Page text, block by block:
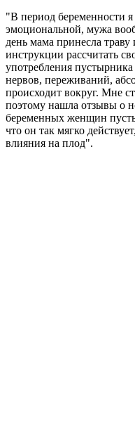
"В период беременности
эмоциональной, мужа
день мама принесла траву
инструкции рассчитать
употребления
нервов, переживаний,
происходит вокруг. Мне
поэтому нашла отзывы о
беременных женщин
что он так мягко
влияния на плод".